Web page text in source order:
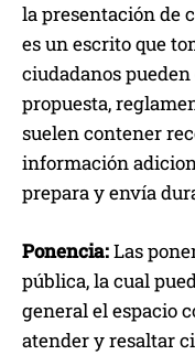
la presentación de
es un escrito que
ciudadanos
propuesta,
suelen contener
información
prepara y envía
Ponencia:Las
pública, la cual
general el espacio
atender y resaltar